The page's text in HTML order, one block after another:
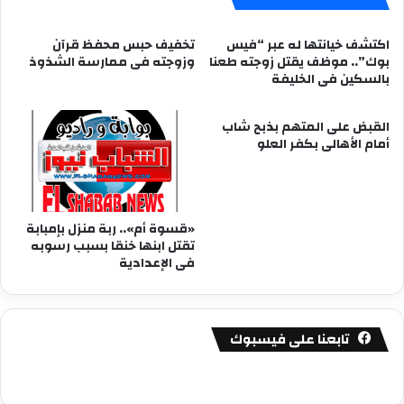
اكتشف خيانتها له عبر “فيس
بوك”.. موظف يقتل زوجته طعنا
بالسكين فى الخليفة
تخفيف حبس محفظ قرآن
وزوجته فى ممارسة الشذوذ
القبض على المتهم بذبح شاب
أمام الأهالى بكفر العلو
«قسوة أم».. ربة منزل بإمبابة
تقتل ابنها خنقا بسبب رسوبه
فى الإعدادية
تابعنا على فيسبوك